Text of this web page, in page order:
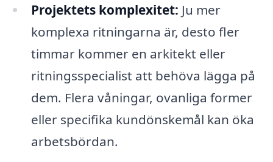
Projektets komplexitet: Ju mer
komplexa ritningarna är, desto fler
timmar kommer en arkitekt eller
ritningsspecialist att behöva lägga på
dem. Flera våningar, ovanliga former
eller specifika kundönskemål kan öka
arbetsbördan.